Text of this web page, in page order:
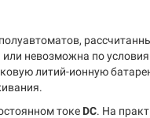
или невозможна по
литий-ионную
токе DC. На